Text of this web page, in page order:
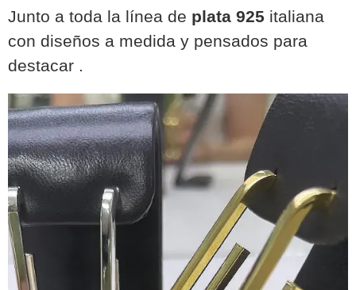
Junto a toda la línea de plata 925 italiana
con diseños a medida y pensados para
destacar .